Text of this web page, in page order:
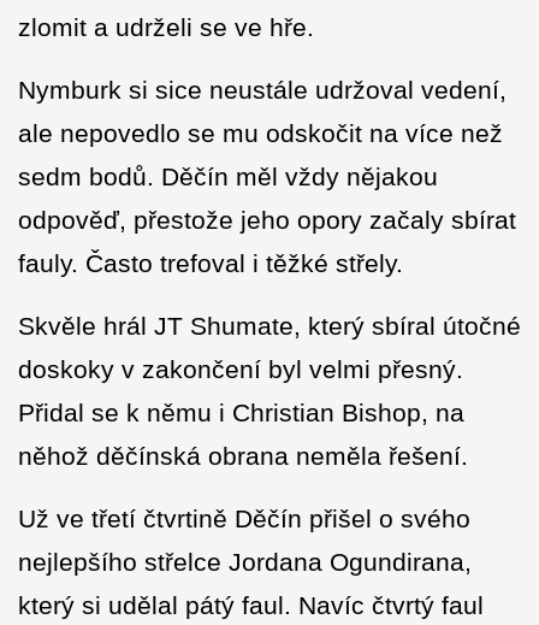
zlomit a udrželi se ve hře.
Nymburk si sice neustále udržoval vedení,
ale nepovedlo se mu odskočit na více než
sedm bodů. Děčín měl vždy nějakou
odpověď, přestože jeho opory začaly sbírat
fauly. Často trefoval i těžké střely.
Skvěle hrál JT Shumate, který sbíral útočné
doskoky v zakončení byl velmi přesný.
Přidal se k němu i Christian Bishop, na
něhož děčínská obrana neměla řešení.
Už ve třetí čtvrtině Děčín přišel o svého
nejlepšího střelce Jordana Ogundirana,
který si udělal pátý faul. Navíc čtvrtý faul